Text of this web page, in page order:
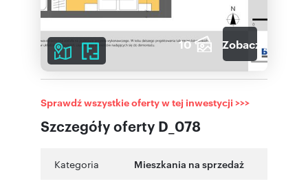
10 Zobacz galerię
Szczegóły oferty D_078
Sprawdź wszystkie oferty w tej inwestycji >>>
Kategoria Mieszkania na sprzedaż